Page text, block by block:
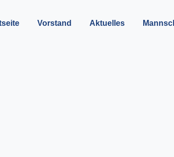
Vorstand Aktuelles